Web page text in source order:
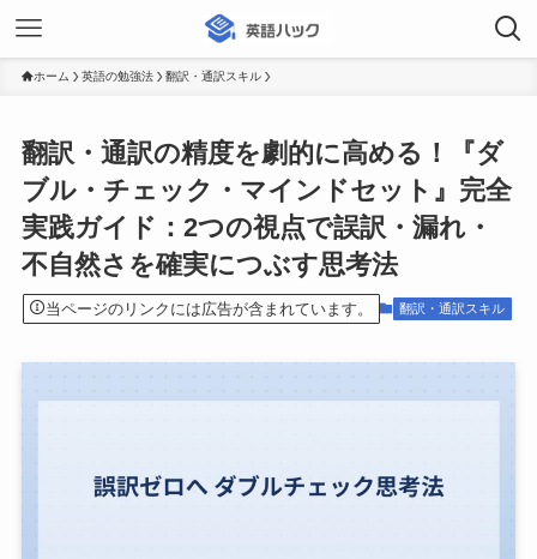
ホーム 英語の勉強法 翻訳・通訳スキル
翻訳・通訳の精度を劇的に高める！『ダ
ブル・チェック・マインドセット』完全
実践ガイド：2つの視点で誤訳・漏れ・
不自然さを確実につぶす思考法
当ページのリンクには広告が含まれています。 翻訳・通訳スキル